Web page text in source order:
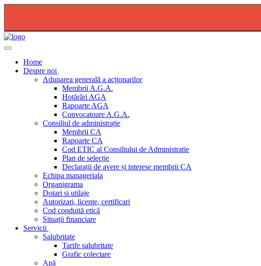
Home
Despre noi
Adunarea generală a acționarilor
Membrii A.G.A.
Hotărări AGA
Rapoarte AGA
Convocatoare A.G.A.
Consiliul de administrație
Membrii CA
Rapoarte CA
Cod ETIC al Consiliului de Administratie
Plan de selecție
Declarații de avere și interese membrii CA
Echipa manageriala
Organigrama
Dotari si utilaje
Autorizari, licente, certificari
Cod conduită etică
Situații financiare
Servicii
Salubritate
Tarife salubritate
Grafic colectare
Apă